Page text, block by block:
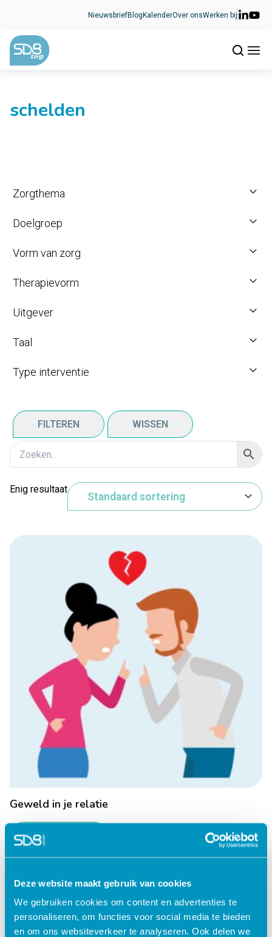
Deze website maakt gebruik van cookies
We gebruiken cookies om content en advertenties te
personaliseren, om functies voor social media te bieden
en om ons websiteverkeer te analyseren. Ook delen we
NieuwsbriefBlog KalenderOver onsWerken bij
schelden
Zorgthema
Doelgroep
Vorm van zorg
Therapievorm
Uitgever
Taal
Type interventie
FILTEREN WISSEN
Enig resultaat
Geweld in je relatie
Lees verder